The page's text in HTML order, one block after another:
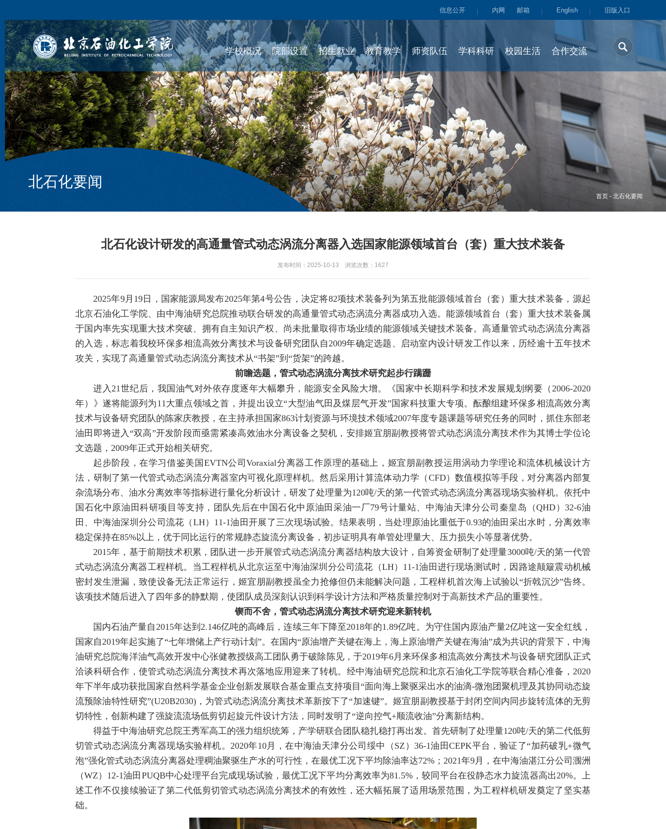
信息公开 内网 邮箱 English 旧版入口
学校概况 院部设置 招生就业 教育教学 师资队伍 学科科研 校园生活 合作交流
首页 - 北石化要闻
北石化要闻
北石化设计研发的高通量管式动态涡流分离器入选国家能源领域首台（套）重大技术装备
发布时间：2025-10-13 浏览次数： 1627
2025年9月19日，国家能源局发布2025年第4号公告，决定将82项技术装备列为第五批能源领域首台（套）重大技术装备，源起
北京石油化工学院、由中海油研究总院推动联合研发的高通量管式动态涡流分离器成功入选。能源领域首台（套）重大技术装备属
于国内率先实现重大技术突破、拥有自主知识产权、尚未批量取得市场业绩的能源领域关键技术装备。高通量管式动态涡流分离器
的入选，标志着我校环保多相流高效分离技术与设备研究团队自2009年确定选题、启动室内设计研发工作以来，历经逾十五年技术
攻关，实现了高通量管式动态涡流分离技术从“书架”到“货架”的跨越。
前瞻选题，管式动态涡流分离技术研究起步行蹒跚
进入21世纪后，我国油气对外依存度逐年大幅攀升，能源安全风险大增。《国家中长期科学和技术发展规划纲要（2006-2020
年）》遂将能源列为11大重点领域之首，并提出设立“大型油气田及煤层气开发”国家科技重大专项。酝酿组建环保多相流高效分离
技术与设备研究团队的陈家庆教授，在主持承担国家863计划资源与环境技术领域2007年度专题课题等研究任务的同时，抓住东部老
油田即将进入“双高”开发阶段而亟需紧凑高效油水分离设备之契机，安排姬宜朋副教授将管式动态涡流分离技术作为其博士学位论
文选题，2009年正式开始相关研究。
起步阶段，在学习借鉴美国EVTN公司Voraxial分离器工作原理的基础上，姬宜朋副教授运用涡动力学理论和流体机械设计方
法，研制了第一代管式动态涡流分离器室内可视化原理样机。然后采用计算流体动力学（CFD）数值模拟等手段，对分离器内部复
杂流场分布、油水分离效率等指标进行量化分析设计，研发了处理量为120吨/天的第一代管式动态涡流分离器现场实验样机。依托中
国石化中原油田科研项目等支持，团队先后在中国石化中原油田采油一厂79号计量站、中海油天津分公司秦皇岛（QHD）32-6油
田、中海油深圳分公司流花（LH）11-1油田开展了三次现场试验。结果表明，当处理原油比重低于0.93的油田采出水时，分离效率
稳定保持在85%以上，优于同比运行的常规静态旋流分离设备，初步证明具有单管处理量大、压力损失小等显著优势。
2015年，基于前期技术积累，团队进一步开展管式动态涡流分离器结构放大设计，自筹资金研制了处理量3000吨/天的第一代管
式动态涡流分离器工程样机。当工程样机从北京运至中海油深圳分公司流花（LH）11-1油田进行现场测试时，因路途颠簸震动机械
密封发生泄漏，致使设备无法正常运行，姬宜朋副教授虽全力抢修但仍未能解决问题，工程样机首次海上试验以“折戟沉沙”告终。
该项技术随后进入了四年多的静默期，使团队成员深刻认识到科学设计方法和严格质量控制对于高新技术产品的重要性。
锲而不舍，管式动态涡流分离技术研究迎来新转机
国内石油产量自2015年达到2.146亿吨的高峰后，连续三年下降至2018年的1.89亿吨。为守住国内原油产量2亿吨这一安全红线，
国家自2019年起实施了“七年增储上产行动计划”。在国内“原油增产关键在海上，海上原油增产关键在海油”成为共识的背景下，中海
油研究总院海洋油气高效开发中心张健教授级高工团队勇于破除陈见，于2019年6月来环保多相流高效分离技术与设备研究团队正式
洽谈科研合作，使管式动态涡流分离技术再次落地应用迎来了转机。经中海油研究总院和北京石油化工学院等联合精心准备，2020
年下半年成功获批国家自然科学基金企业创新发展联合基金重点支持项目“面向海上聚驱采出水的油滴-微泡团聚机理及其协同动态旋
流预除油特性研究”(U20B2030)，为管式动态涡流分离技术革新按下了“加速键”。姬宜朋副教授基于封闭空间内同步旋转流体的无剪
切特性，创新构建了强旋流流场低剪切起旋元件设计方法，同时发明了“逆向控气+顺流收油”分离新结构。
得益于中海油研究总院王秀军高工的强力组织统筹，产学研联合团队稳扎稳打再出发。首先研制了处理量120吨/天的第二代低剪
切管式动态涡流分离器现场实验样机。2020年10月，在中海油天津分公司绥中（SZ）36-1油田CEPK平台，验证了“加药破乳+微气
泡”强化管式动态涡流分离器处理稠油聚驱生产水的可行性，在最优工况下平均除油率达72%；2021年9月，在中海油湛江分公司涠洲
（WZ）12-1油田PUQB中心处理平台完成现场试验，最优工况下平均分离效率为81.5%，较同平台在役静态水力旋流器高出20%。上
述工作不仅接续验证了第二代低剪切管式动态涡流分离技术的有效性，还大幅拓展了适用场景范围，为工程样机研发奠定了坚实基
础。